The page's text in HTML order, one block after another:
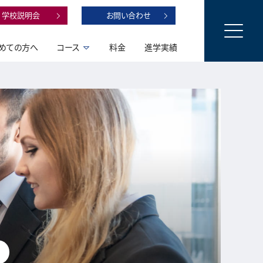
学校説明会 お問い合わせ
ての方へ コース 料金 進学実績